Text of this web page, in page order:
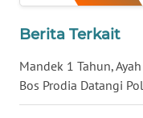
Berita Terkait
Mandek 1 Tahun,
Bos Prodia Datangi
BABEL
WN